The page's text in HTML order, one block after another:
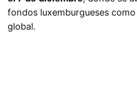
fondos luxemburgueses
global.